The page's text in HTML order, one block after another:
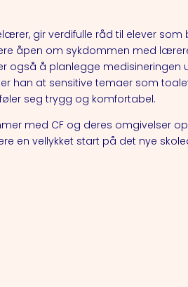
gir verdifulle råd til elever
åpen om sykdommen med
også å planlegge
han at sensitive temaer som
seg trygg og komfortabel.
med CF og deres omgivelser
en vellykket start på det nye